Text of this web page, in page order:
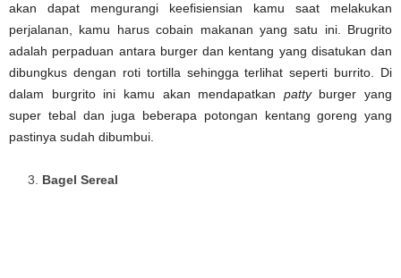
akan dapat mengurangi keefisiensian kamu saat melakukan
perjalanan, kamu harus cobain makanan yang satu ini. Brugrito
adalah perpaduan antara burger dan kentang yang disatukan dan
dibungkus dengan roti tortilla sehingga terlihat seperti burrito. Di
dalam burgrito ini kamu akan mendapatkan patty burger yang
super tebal dan juga beberapa potongan kentang goreng yang
pastinya sudah dibumbui.
Bagel Sereal